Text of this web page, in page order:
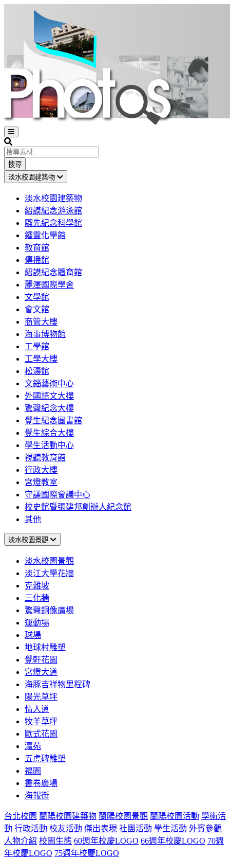
Open
sidebar
Search
搜尋
淡水校園建築物
淡水校園建築物
紹謨紀念游泳館
騮先紀念科學館
鍾靈化學館
教育館
傳播館
紹謨紀念體育館
麗澤國際學舍
文學館
會文館
商管大樓
海事博物館
工學館
工學大樓
松濤館
文錙藝術中心
外國語文大樓
驚聲紀念大樓
覺生紀念圖書館
覺生綜合大樓
學生活動中心
視聽教育館
行政大樓
宮燈教室
守謙國際會議中心
校史館暨張建邦創辦人紀念館
其他
淡水校園景觀
淡水校園景觀
淡江大學花牆
克難坡
三化牆
驚聲銅像廣場
運動場
球場
地球村雕塑
覺軒花園
宮燈大道
海豚吉祥物里程碑
陽光草坪
情人道
牧羊草坪
歐式花園
瀛苑
五虎碑雕塑
福園
書卷廣場
海報街
台北校園 蘭陽校園建築物 蘭陽校園景觀 蘭陽校園活動 學術活
動 行政活動 校友活動 傑出表現 社團活動 學生活動 外賓參觀
人物介紹 校園生態 60週年校慶LOGO 66週年校慶LOGO 70週
年校慶LOGO 75週年校慶LOGO